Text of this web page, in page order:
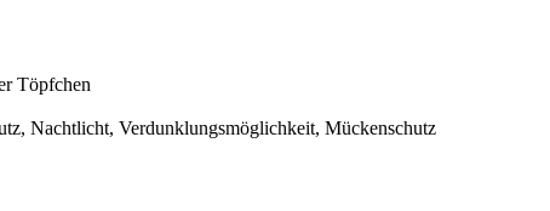
Töpfchen
Nachtlicht, Verdunklungsmöglichkeit, Mückenschutz